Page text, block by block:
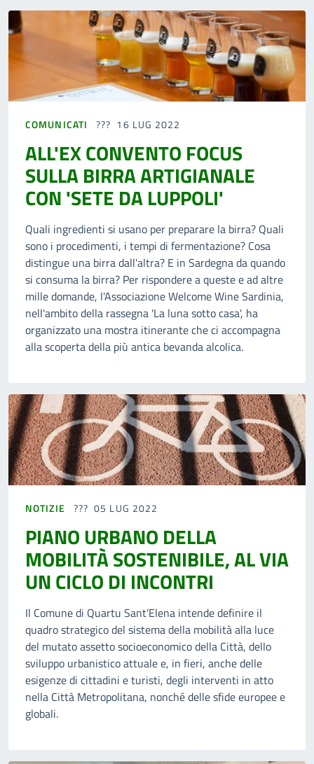
COMUNICATI 16 LUG 2022
ALL'EX CONVENTO FOCUS
SULLA BIRRA ARTIGIANALE
CON 'SETE DA LUPPOLI'
Quali ingredienti si usano per preparare la birra? Quali
sono i procedimenti, i tempi di fermentazione? Cosa
distingue una birra dall'altra? E in Sardegna da quando
si consuma la birra? Per rispondere a queste e ad altre
mille domande, l'Associazione Welcome Wine Sardinia,
nell'ambito della rassegna 'La luna sotto casa', ha
organizzato una mostra itinerante che ci accompagna
alla scoperta della più antica bevanda alcolica.
NOTIZIE 05 LUG 2022
PIANO URBANO DELLA
MOBILITÀ SOSTENIBILE, AL VIA
UN CICLO DI INCONTRI
Il Comune di Quartu Sant’Elena intende definire il
quadro strategico del sistema della mobilità alla luce
del mutato assetto socioeconomico della Città, dello
sviluppo urbanistico attuale e, in fieri, anche delle
esigenze di cittadini e turisti, degli interventi in atto
nella Città Metropolitana, nonché delle sfide europee e
globali.